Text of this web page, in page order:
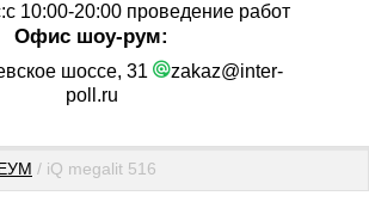
10:00-20:00 проведение работ
Офис шоу-рум:
шоссе, 31
zakaz@inter-
poll.ru
/ iQ megalit 516